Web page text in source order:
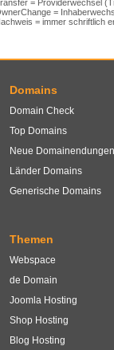
= Providerwechsel
=
= immer schriftlich
Domains
Domain Check
Top Domains
Neue Domainendungen
Länder Domains
Generische Domains
Themen
Webspace
de Domain
Joomla Hosting
Shop Hosting
Blog Hosting